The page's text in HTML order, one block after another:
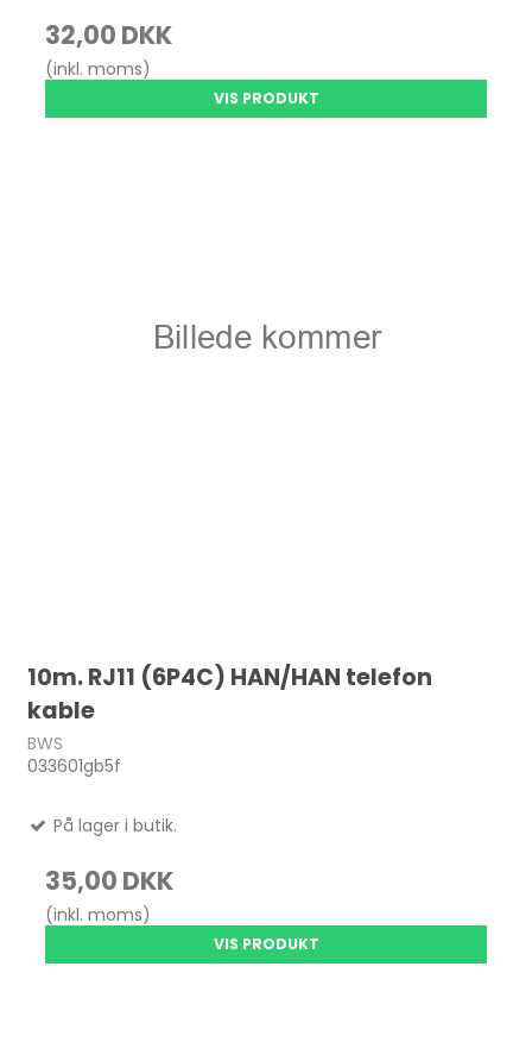
32,00 DKK
(inkl. moms)
VIS PRODUKT
10m. RJ11 (6P4C) HAN/HAN telefon
kable
BWS
033601gb5f
På lager i butik.
35,00 DKK
(inkl. moms)
VIS PRODUKT